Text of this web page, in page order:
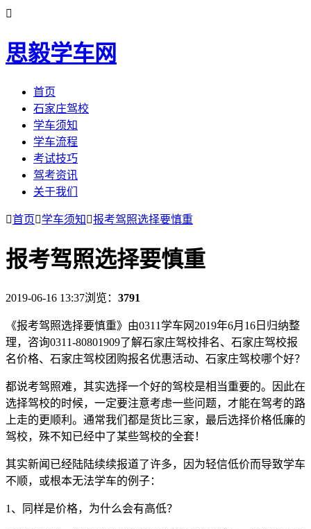

思毅学车网
首页
石家庄驾校
学车须知
学车流程
考试技巧
驾考资讯
关于我们
首页学车须知 报考驾照选择要慎重
报考驾照选择要慎重
2019-06-16 13:37浏览： 3791
《报考驾照选择要慎重》由0311 学车网 2019年6月 16 日归纳整
理，咨询0311-80801909了解石家庄驾校排名、石家庄驾校报
名价格、石家庄驾校团购报名优惠活动、石家庄驾校哪个好？
都说考驾照难，其实选择一个好的驾校是相当重要的。因此在
选择驾校的时候，一定要注意考虑一些问题，才能在驾考的路
上走的更顺利。通常我们都是货比三家，最后选择价格低廉的
驾校，殊不知已经中了某些驾校的全套！
其实新闻已经陆陆续续报道了许多，因为轻信低价而导致学车
不顺，或根本无法学车的例子：
1 、同样是价格，为什么会有高低？